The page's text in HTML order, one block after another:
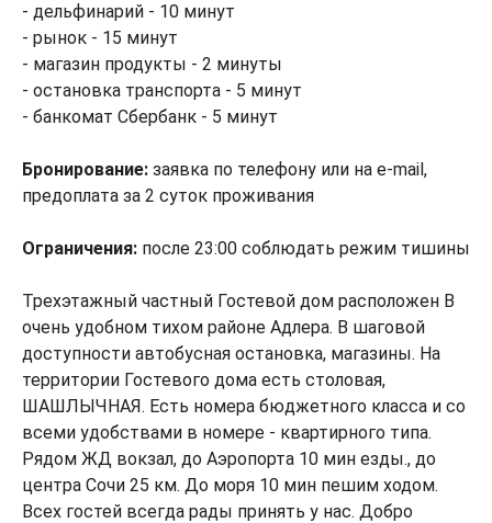
- дельфинарий - 10 минут
- рынок - 15 минут
- магазин продукты - 2 минуты
- остановка транспорта - 5 минут
- банкомат Сбербанк - 5 минут
Бронирование: заявка по телефону или на e-mail,
предоплата за 2 суток проживания
Ограничения: после 23:00 соблюдать режим тишины
Трехэтажный частный Гостевой дом расположен В
очень удобном тихом районе Адлера. В шаговой
доступности автобусная остановка, магазины. На
территории Гостевого дома есть столовая,
ШАШЛЫЧНАЯ. Есть номера бюджетного класса и со
всеми удобствами в номере - квартирного типа.
Рядом ЖД вокзал, до Аэропорта 10 мин езды., до
центра Сочи 25 км. До моря 10 мин пешим ходом.
Всех гостей всегда рады принять у нас. Добро